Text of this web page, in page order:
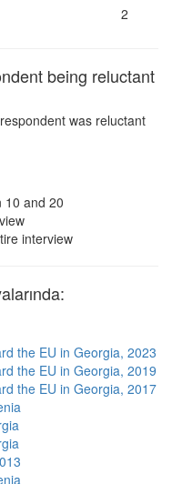
2
being reluctant
was reluctant
10 and 20
interview
the EU in Georgia, 2023
the EU in Georgia, 2019
the EU in Georgia, 2017